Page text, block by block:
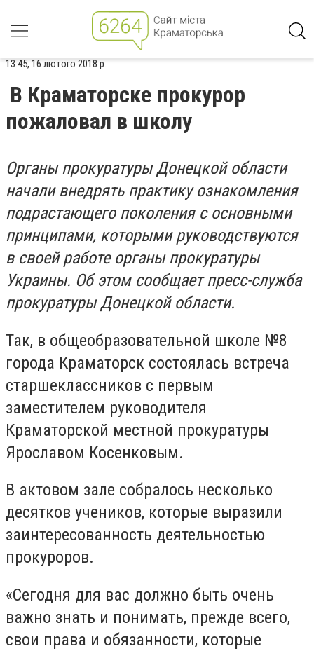
13:45, 16 лютого 2018 р.
В Краматорске прокурор
пожаловал в школу
Органы прокуратуры Донецкой области
начали внедрять практику ознакомления
подрастающего поколения с основными
принципами, которыми руководствуются
в своей работе органы прокуратуры
Украины. Об этом сообщает пресс-служба
прокуратуры Донецкой области.
Так, в общеобразовательной школе №8
города Краматорск состоялась встреча
старшеклассников с первым
заместителем руководителя
Краматорской местной прокуратуры
Ярославом Косенковым.
В актовом зале собралось несколько
десятков учеников, которые выразили
заинтересованность деятельностью
прокуроров.
«Сегодня для вас должно быть очень
важно знать и понимать, прежде всего,
свои права и обязанности, которые